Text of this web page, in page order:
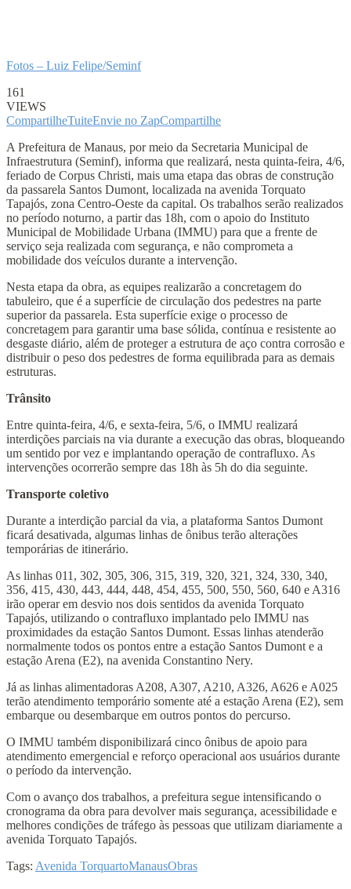
Fotos – Luiz Felipe/Seminf
161
VIEWS
CompartilheTuiteEnvie no ZapCompartilhe
A Prefeitura de Manaus, por meio da Secretaria Municipal de
Infraestrutura (Seminf), informa que realizará, nesta quinta-feira, 4/6,
feriado de Corpus Christi, mais uma etapa das obras de construção
da passarela Santos Dumont, localizada na avenida Torquato
Tapajós, zona Centro-Oeste da capital. Os trabalhos serão realizados
no período noturno, a partir das 18h, com o apoio do Instituto
Municipal de Mobilidade Urbana (IMMU) para que a frente de
serviço seja realizada com segurança, e não comprometa a
mobilidade dos veículos durante a intervenção.
Nesta etapa da obra, as equipes realizarão a concretagem do
tabuleiro, que é a superfície de circulação dos pedestres na parte
superior da passarela. Esta superfície exige o processo de
concretagem para garantir uma base sólida, contínua e resistente ao
desgaste diário, além de proteger a estrutura de aço contra corrosão e
distribuir o peso dos pedestres de forma equilibrada para as demais
estruturas.
Trânsito
Entre quinta-feira, 4/6, e sexta-feira, 5/6, o IMMU realizará
interdições parciais na via durante a execução das obras, bloqueando
um sentido por vez e implantando operação de contrafluxo. As
intervenções ocorrerão sempre das 18h às 5h do dia seguinte.
Transporte coletivo
Durante a interdição parcial da via, a plataforma Santos Dumont
ficará desativada, algumas linhas de ônibus terão alterações
temporárias de itinerário.
As linhas 011, 302, 305, 306, 315, 319, 320, 321, 324, 330, 340,
356, 415, 430, 443, 444, 448, 454, 455, 500, 550, 560, 640 e A316
irão operar em desvio nos dois sentidos da avenida Torquato
Tapajós, utilizando o contrafluxo implantado pelo IMMU nas
proximidades da estação Santos Dumont. Essas linhas atenderão
normalmente todos os pontos entre a estação Santos Dumont e a
estação Arena (E2), na avenida Constantino Nery.
Já as linhas alimentadoras A208, A307, A210, A326, A626 e A025
terão atendimento temporário somente até a estação Arena (E2), sem
embarque ou desembarque em outros pontos do percurso.
O IMMU também disponibilizará cinco ônibus de apoio para
atendimento emergencial e reforço operacional aos usuários durante
o período da intervenção.
Com o avanço dos trabalhos, a prefeitura segue intensificando o
cronograma da obra para devolver mais segurança, acessibilidade e
melhores condições de tráfego às pessoas que utilizam diariamente a
avenida Torquato Tapajós.
Tags: Avenida TorquartoManausObras